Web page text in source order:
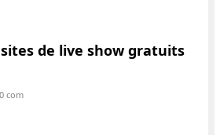
de live show gratuits
0 com